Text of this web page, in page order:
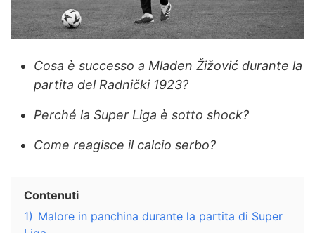
Cosa è successo a Mladen Žižović durante la
partita del Radnički 1923?
Perché la Super Liga è sotto shock?
Come reagisce il calcio serbo?
Contenuti
1) Malore in panchina durante la partita di Super